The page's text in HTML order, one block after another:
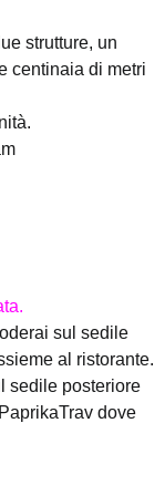
strutture, un
centinaia di metri
sul sedile
al ristorante.
sedile posteriore
dove